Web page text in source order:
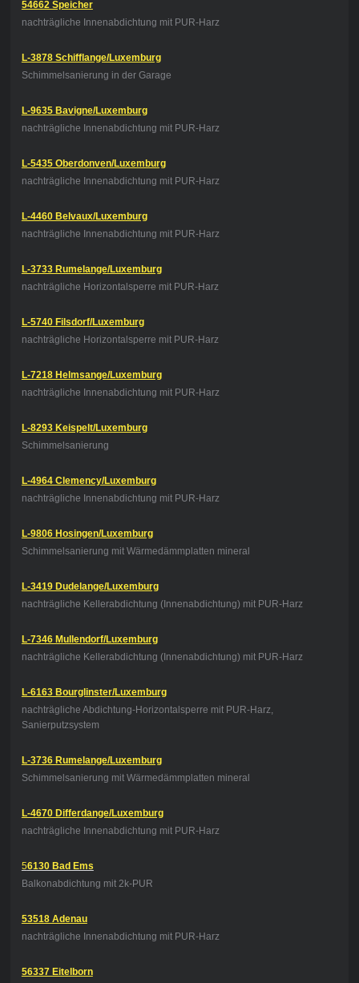
54662 Speicher
nachträgliche Innenabdichtung mit PUR-Harz
L-3878 Schifflange/Luxemburg
Schimmelsanierung in der Garage
L-9635 Bavigne/Luxemburg
nachträgliche Innenabdichtung mit PUR-Harz
L-5435 Oberdonven/Luxemburg
nachträgliche Innenabdichtung mit PUR-Harz
L-4460 Belvaux/Luxemburg
nachträgliche Innenabdichtung mit PUR-Harz
L-3733 Rumelange/Luxemburg
nachträgliche Horizontalsperre mit PUR-Harz
L-5740 Filsdorf/Luxemburg
nachträgliche Horizontalsperre mit PUR-Harz
L-7218 Helmsange/Luxemburg
nachträgliche Innenabdichtung mit PUR-Harz
L-8293 Keispelt/Luxemburg
Schimmelsanierung
L-4964 Clemency/Luxemburg
nachträgliche Innenabdichtung mit PUR-Harz
L-9806 Hosingen/Luxemburg
Schimmelsanierung mit Wärmedämmplatten mineral
L-3419 Dudelange/Luxemburg
nachträgliche Kellerabdichtung (Innenabdichtung) mit PUR-Harz
L-7346 Mullendorf/Luxemburg
nachträgliche Kellerabdichtung (Innenabdichtung) mit PUR-Harz
L-6163 Bourglinster/Luxemburg
nachträgliche Abdichtung-Horizontalsperre mit PUR-Harz,
Sanierputzsystem
L-3736 Rumelange/Luxemburg
Schimmelsanierung mit Wärmedämmplatten mineral
L-4670 Differdange/Luxemburg
nachträgliche Innenabdichtung mit PUR-Harz
56130 Bad Ems
Balkonabdichtung mit 2k-PUR
53518 Adenau
nachträgliche Innenabdichtung mit PUR-Harz
56337 Eitelborn